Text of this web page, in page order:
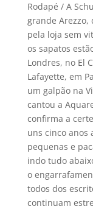
Rodapé / A
grande Arezzo,
pela loja sem
os sapatos
Londres, no El
Lafayette, em
um galpão na
cantou a
confirma a
uns cinco anos
pequenas e
indo tudo
o
todos dos
continuam